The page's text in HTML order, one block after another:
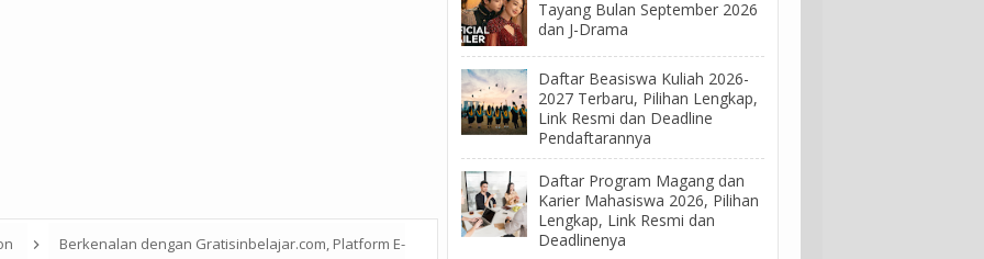
Berkenalan dengan Gratisinbelajar.com, Platform E-
Tayang Bulan September 2026
dan J-Drama
Daftar Beasiswa Kuliah 2026-
2027 Terbaru, Pilihan Lengkap,
Link Resmi dan Deadline
Pendaftarannya
Daftar Program Magang dan
Karier Mahasiswa 2026, Pilihan
Lengkap, Link Resmi dan
Deadlinenya